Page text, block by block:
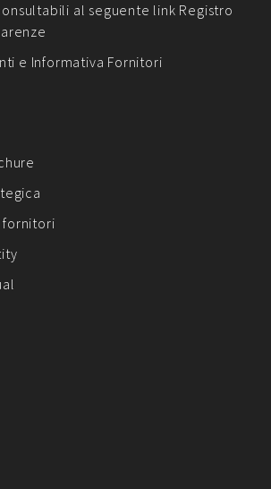
al seguente link Registro
e Informativa Fornitori
fornitori